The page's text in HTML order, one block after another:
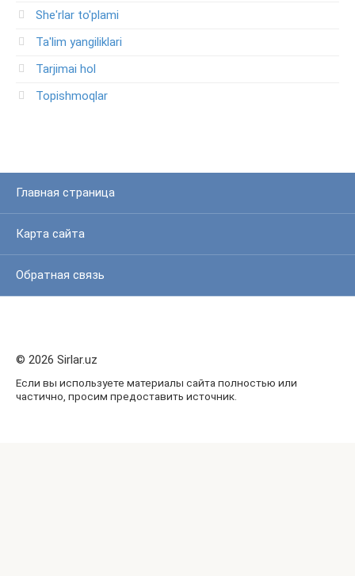
She'rlar to'plami
Ta'lim yangiliklari
Tarjimai hol
Topishmoqlar
Главная страница
Карта сайта
Обратная связь
© 2026 Sirlar.uz
Если вы используете материалы сайта полностью или
частично, просим предоставить источник.